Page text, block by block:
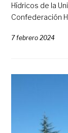
Hídricos de la
Confederación
7 febrero 2024